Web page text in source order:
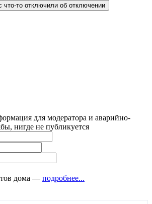
что-то отключили об отключении
для модератора и аварийно-
нигде не публикуется
дома — подробнее...